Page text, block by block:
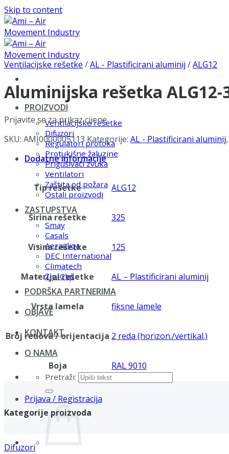
Skip to content
PROIZVODI
Ventilacijske rešetke
Difuzori
Regulatori protoka
Protukišne žaluzine
Prigušivači zvuka
Ventilatori
Zaštita od požara
Ostali proizvodi
ZASTUPSTVA
Smay
Casals
Aerauliqa
DEC International
Climatech
Zip-Clip
PODRŠKA PARTNERIMA
OBJAVE
KONTAKT
O NAMA
Pretraži:
Prijava / Registracija
Ventilacijske rešetke /AL - Plastificirani aluminij /ALG12
Aluminijska rešetka ALG12-
Prijavite se za prikaz cijene
SKU: AMI0000005113 Kategorije: AL - Plastificirani aluminij,
Dodatne informacije
Tip rešetke ALG12
Širina rešetke 325
Visina rešetke 125
Materijal rešetke AL – Plastificirani aluminij
Vrsta lamela fiksne lamele
Broj redova / orijentacija 2 reda (horizon./vertikal.)
Boja RAL 9010
Kategorije proizvoda
Difuzori